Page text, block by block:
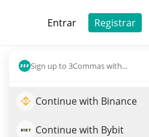
Entrar Registrar
Sign up to 3Commas with...
Continue with Binance
Continue with Bybit